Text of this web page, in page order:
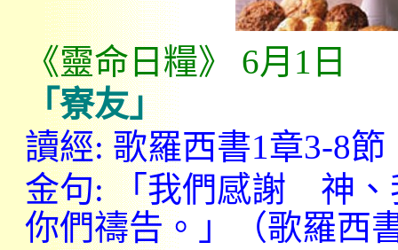
《靈命日糧》 6月 1 日
「寮友」
讀經:歌羅西書1章3-8節
金句:「我們感謝 神、
你們禱告。」（歌羅西